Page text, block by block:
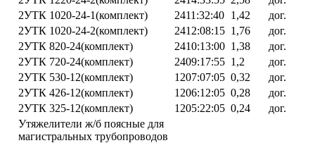
2УТК 1020-24-1(комплект)
2411:32:40 1,42
дог.
2УТК 1020-24-2(комплект)
2412:08:15 1,76
дог.
2УТК 820-24(комплект)
2410:13:00 1,38
дог.
2УТК 720-24(комплект)
2409:17:55 1,2
дог.
2УТК 530-12(комплект)
1207:07:05 0,32
дог.
2УТК 426-12(комплект)
1206:12:05 0,28
дог.
2УТК 325-12(комплект)
1205:22:05 0,24
дог.
Утяжелители ж/б поясные для
магистральных трубопроводов